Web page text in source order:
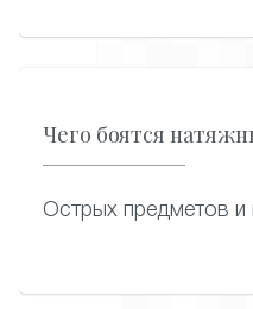
Чего боятся
Острых предметов и